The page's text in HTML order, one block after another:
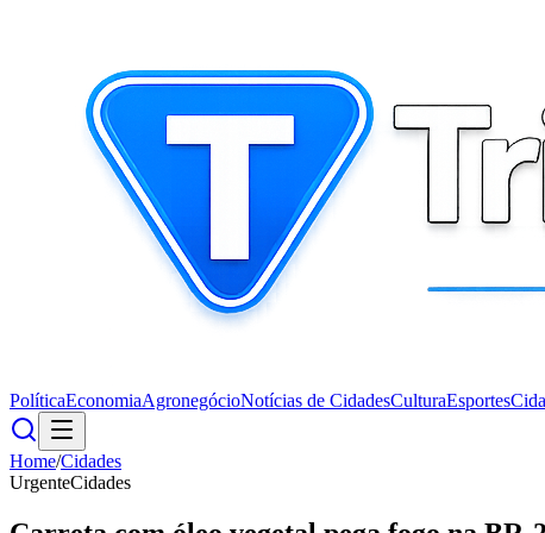
PolíticaEconomiaAgronegócioNotícias de CidadesCulturaEsportes
Home/Cidades
UrgenteCidades